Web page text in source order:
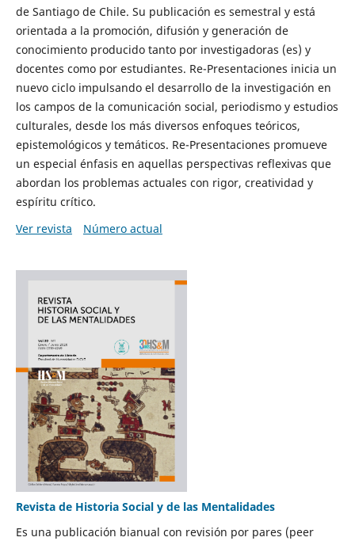
de Santiago de Chile. Su publicación es semestral y está
orientada a la promoción, difusión y generación de
conocimiento producido tanto por investigadoras (es) y
docentes como por estudiantes. Re-Presentaciones inicia un
nuevo ciclo impulsando el desarrollo de la investigación en
los campos de la comunicación social, periodismo y estudios
culturales, desde los más diversos enfoques teóricos,
epistemológicos y temáticos. Re-Presentaciones promueve
un especial énfasis en aquellas perspectivas reflexivas que
abordan los problemas actuales con rigor, creatividad y
espíritu crítico.
Ver revista
Número actual
Revista de Historia Social y de las Mentalidades
Es una publicación bianual con revisión por pares (peer